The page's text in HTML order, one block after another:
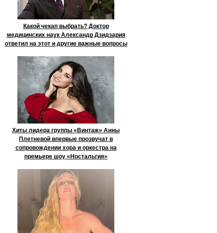
Какой чекап выбрать? Доктор
медицинских наук Александр Дзидзария
ответил на этот и другие важные вопросы
Хиты лидера группы «Винтаж» Анны
Плетневой впервые прозвучат в
сопровождении хора и оркестра на
премьере шоу «Ностальгия»